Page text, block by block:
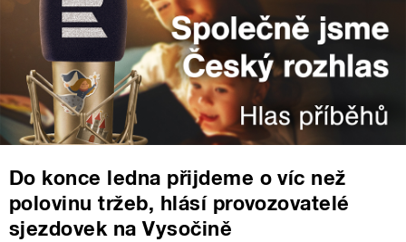
Do konce ledna přijdeme o víc než
polovinu tržeb, hlásí provozovatelé
sjezdovek na Vysočině